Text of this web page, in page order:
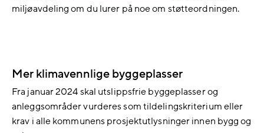
miljøavdeling om du lurer på noe om støtteordningen.
Mer klimavennlige byggeplasser
Fra januar 2024 skal utslippsfrie byggeplasser og
anleggsområder vurderes som tildelingskriterium eller
krav i alle kommunens prosjektutlysninger innen bygg og